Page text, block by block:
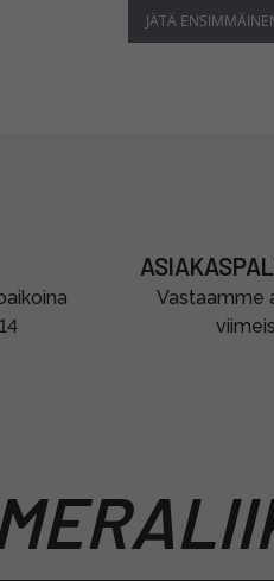
JÄTÄ
Vastaamme